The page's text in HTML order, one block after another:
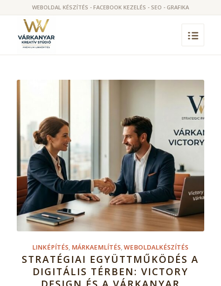
WEBOLDAL KÉSZÍTÉS - FACEBOOK KEZELÉS - SEO - GRAFIKA
LINKÉPÍTÉS, MÁRKAEMLÍTÉS,WEBOLDALKÉSZÍTÉS
STRATÉGIAI EGYÜTTMŰKÖDÉS A
DIGITÁLIS TÉRBEN: VICTORY